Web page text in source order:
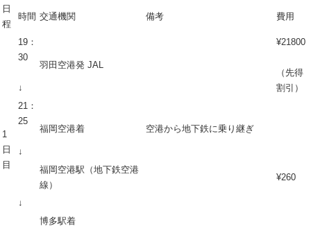
日
程
時間 交通機関 備考 費用
1
日
目
19：
30
↓
羽田空港発 JAL
¥21800
（先得
割引）
21：
25
↓
福岡空港着 空港から地下鉄に乗り継ぎ
福岡空港駅（地下鉄空港
線）
¥260
↓
博多駅着